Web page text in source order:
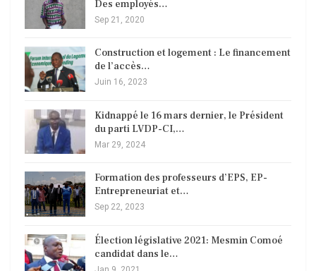
Des employés…
Sep 21, 2020
Construction et logement : Le financement
de l’accès…
Juin 16, 2023
Kidnappé le 16 mars dernier, le Président
du parti LVDP-CI,…
Mar 29, 2024
Formation des professeurs d’EPS, EP-
Entrepreneuriat et…
Sep 22, 2023
Élection législative 2021: Mesmin Comoé
candidat dans le…